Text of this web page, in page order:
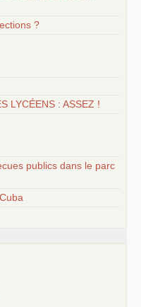
?
LYCÉENS : ASSEZ !
publics dans le parc